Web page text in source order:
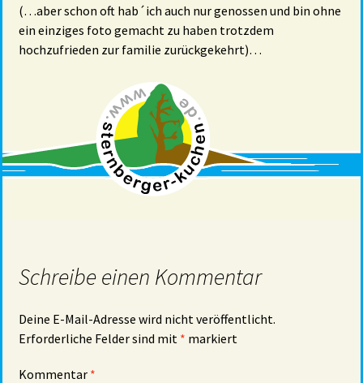
(…aber schon oft hab´ich auch nur genossen und bin ohne
ein einziges foto gemacht zu haben trotzdem
hochzufrieden zur familie zurückgekehrt)…
Schreibe einen Kommentar
Deine E-Mail-Adresse wird nicht veröffentlicht.
Erforderliche Felder sind mit * markiert
Kommentar *